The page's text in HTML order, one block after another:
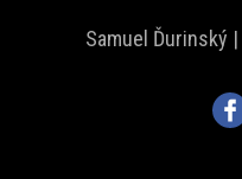
Samuel Ďurinský |